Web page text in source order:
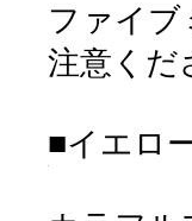
ファイ
注意くだ
■イエロ